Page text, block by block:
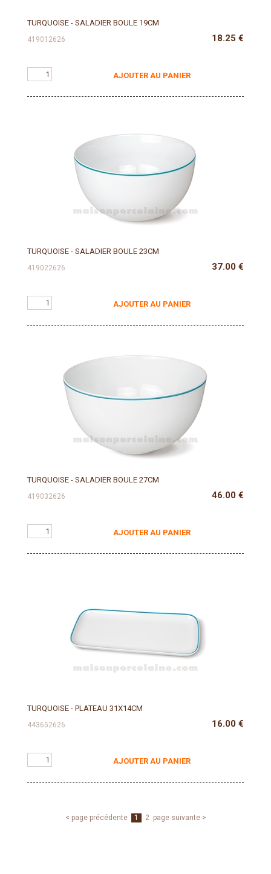
TURQUOISE - SALADIER BOULE 19CM
419012626 18.25 €
AJOUTER AU PANIER
TURQUOISE - SALADIER BOULE 23CM
419022626 37.00 €
AJOUTER AU PANIER
TURQUOISE - SALADIER BOULE 27CM
419032626 46.00 €
AJOUTER AU PANIER
TURQUOISE - PLATEAU 31X14CM
443652626 16.00 €
AJOUTER AU PANIER
< page précédente 1 2 page suivante >